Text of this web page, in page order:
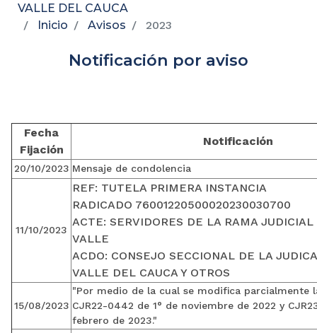
VALLE DEL CAUCA
Inicio
Avisos 2023
Notificación por aviso
Fecha
Fijación
Notificación
20/10/2023 Mensaje de condolencia
11/10/2023
REF: TUTELA PRIMERA INSTANCIA
RADICADO 76001220500020230030700
ACTE: SERVIDORES DE LA RAMA
VALLE
ACDO: CONSEJO SECCIONAL DE LA
VALLE DEL CAUCA Y OTROS
15/08/2023
"Por medio de la cual se modifica parcialmente
CJR22-0442 de 1° de noviembre de 2022 y
febrero de 2023."